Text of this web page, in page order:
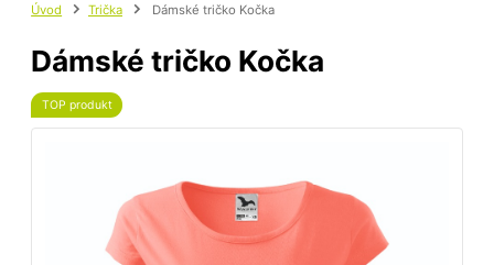
Úvod Trička Dámské tričko Kočka
Dámské tričko Kočka
TOP produkt